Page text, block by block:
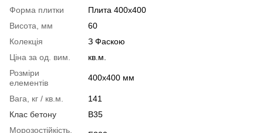
Форма плитки
Плита 400х400
Висота, мм
60
Колекція
З Фаскою
Ціна за од. вим.
кв.м.
Розміри
елементів
400x400 мм
Вага, кг / кв.м.
141
Клас бетону
В35
Морозостійкість,